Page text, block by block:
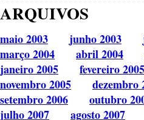
ARQUIVOS
maio 2003 junho 2003
março 2004
abril 2004
janeiro 2005
fevereiro 2005
novembro 2005
dezembro
setembro 2006
outubro
julho 2007
agosto 2007